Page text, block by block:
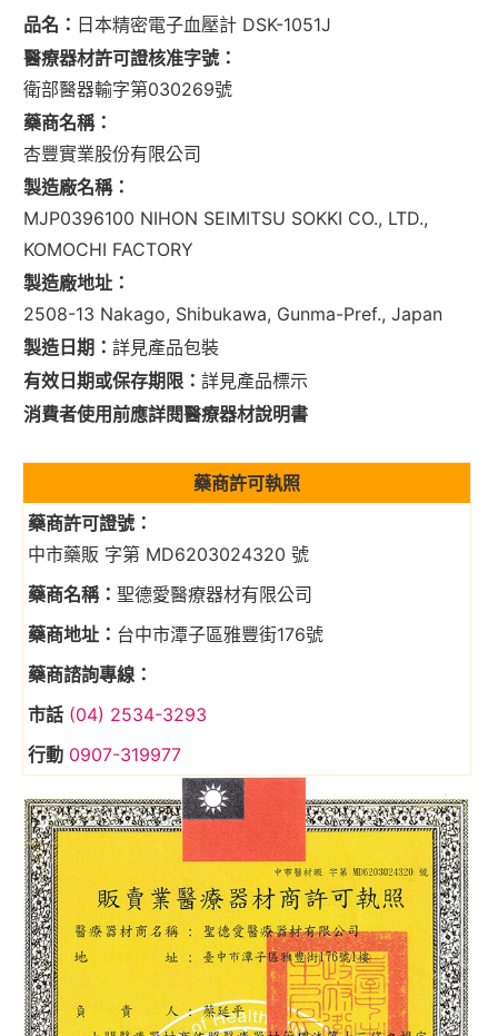
品名： 日本精密電子血壓計 DSK-1051J
醫療器材許可證核准字號：
衛部醫器輸字第030269號
藥商名稱：
杏豐實業股份有限公司
製造廠名稱：
MJP0396100 NIHON SEIMITSU SOKKI CO., LTD.,
KOMOCHI FACTORY
製造廠地址：
2508-13 Nakago, Shibukawa, Gunma-Pref., Japan
製造日期： 詳見產品包裝
有效日期或保存期限： 詳見產品標示
消費者使用前應詳閱醫療器材說明書
藥商許可執照
藥商許可證號：
中市藥販 字第 MD6203024320 號
藥商名稱： 聖德愛醫療器材有限公司
藥商地址： 台中市潭子區雅豐街176號
藥商諮詢專線：
市話 (04) 2534-3293
行動 0907-319977